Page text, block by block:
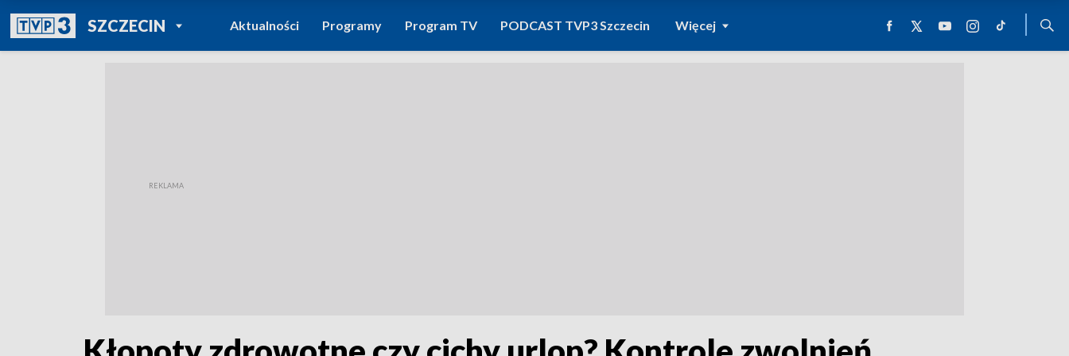
SZCZECINPOWRÓT DO
TVP REGIONY
Aktualności Programy Program TV PODCAST TVP3 Szczecin Więcej